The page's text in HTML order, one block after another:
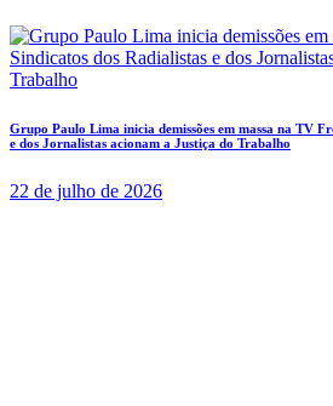
Grupo Paulo Lima inicia demissões em massa na TV
e dos Jornalistas acionam a Justiça do Trabalho
22 de julho de 2026